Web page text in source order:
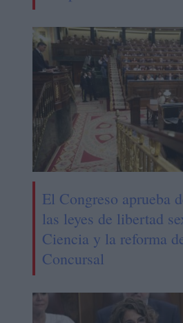
El Congreso aprueba
las leyes de libertad
Ciencia y la reforma
Concursal